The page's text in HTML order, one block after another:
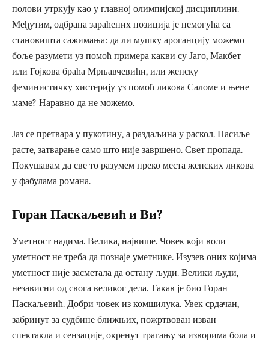
полови утркују као у главној олимпијској дисциплини.
Међутим, одбрана зараћених позиција је немогућа са
становишта сажимања: да ли мушку ароганцију можемо
боље разумети уз помоћ примера какви су Јаго, Макбет
или Гојкова браћа Мрњавчевићи, или женску
феминистичку хистерију уз помоћ ликова Саломе и њене
маме? Наравно да не можемо.
Јаз се претвара у пукотину, а раздаљина у раскол. Насиље
расте, затварање само што није завршено. Свет пропада.
Покушавам да све то разумем преко места женских ликова
у фабулама романа.
Горан Паскаљевић и Ви?
Уметност надима. Велика, највише. Човек који воли
уметност не треба да познаје уметнике. Изузев оних којима
уметност није засметала да остану људи. Велики људи,
независни од свога великог дела. Такав је био Горан
Паскаљевић. Добри човек из комшилука. Увек срдачан,
забринут за судбине ближњих, пожртвован изван
спектакла и сензације, окренут трагању за изворима бола и